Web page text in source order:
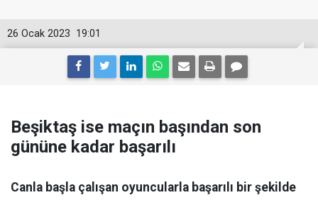
19:01
26 Ocak 2023
Beşiktaş ise maçın başından son
gününe kadar başarılı
Canla başla çalışan oyuncularla başarılı bir şekilde